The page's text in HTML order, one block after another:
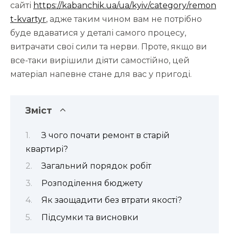
сайті https://kabanchik.ua/ua/kyiv/category/remon
t-kvartyr, адже таким чином вам не потрібно
буде вдаватися у деталі самого процесу,
витрачати свої сили та нерви. Проте, якщо ви
все-таки вирішили діяти самостійно, цей
матеріал напевне стане для вас у пригоді.
Зміст
З чого почати ремонт в старій
квартирі?
Загальний порядок робіт
Розподілення бюджету
Як заощадити без втрати якості?
Підсумки та висновки